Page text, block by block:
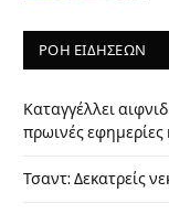
ΡΟΗ ΕΙΔΗΣΕΩΝ
Καταγγέλλει
πρωινές
Τσαντ: Δεκατρείς